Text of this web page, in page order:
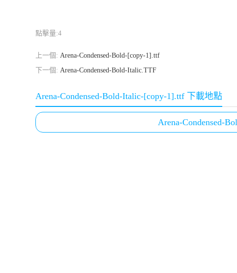
點擊量:4
上一個: Arena-Condensed-Bold-[copy-1].ttf
下一個: Arena-Condensed-Bold-Italic.TTF
Arena-Condensed-Bold-Italic-[copy-1].ttf 下載地點
Arena-Condensed-